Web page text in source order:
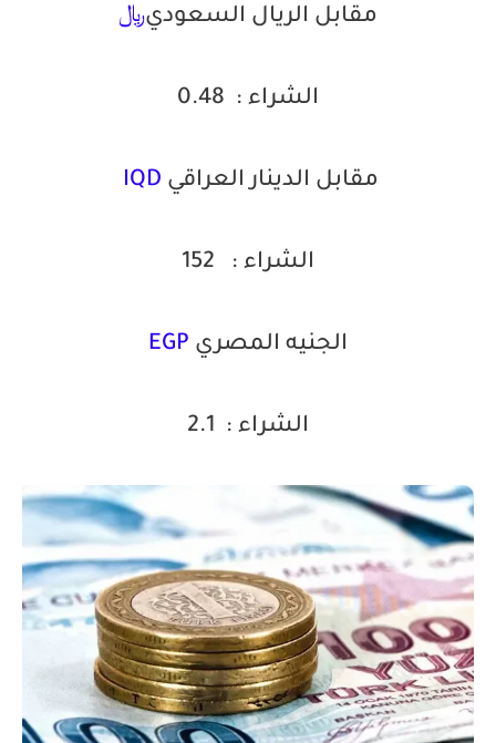
مقابل الريال السعودي﷼
الشراء : 0.48
مقابل الدينار العراقي IQD
الشراء : 152
الجنيه المصري EGP
الشراء : 2.1